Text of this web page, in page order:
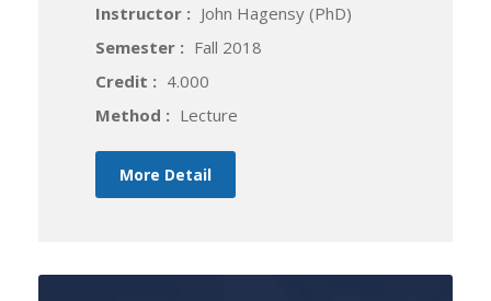
Instructor : John Hagensy (PhD)
Semester : Fall 2018
Credit : 4.000
Method : Lecture
More Detail